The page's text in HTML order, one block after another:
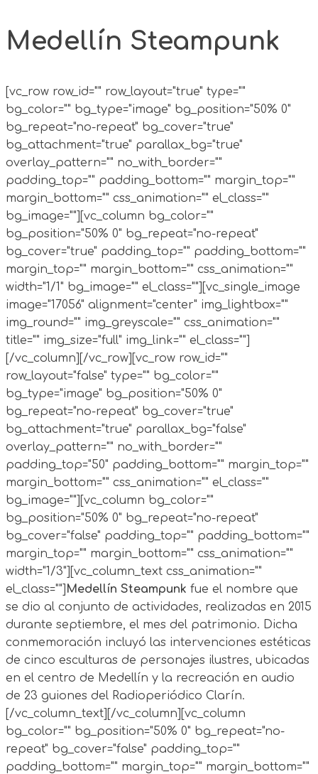
Medellín Steampunk
[vc_row row_id="" row_layout="true" type=""
bg_color="" bg_type="image" bg_position="50% 0"
bg_repeat="no-repeat" bg_cover="true"
bg_attachment="true" parallax_bg="true"
overlay_pattern="" no_with_border=""
padding_top="" padding_bottom="" margin_top=""
margin_bottom="" css_animation="" el_class=""
bg_image=""][vc_column bg_color=""
bg_position="50% 0" bg_repeat="no-repeat"
bg_cover="true" padding_top="" padding_bottom=""
margin_top="" margin_bottom="" css_animation=""
width="1/1" bg_image="" el_class=""][vc_single_image
image="17056" alignment="center" img_lightbox=""
img_round="" img_greyscale="" css_animation=""
title="" img_size="full" img_link="" el_class=""]
[/vc_column][/vc_row][vc_row row_id=""
row_layout="false" type="" bg_color=""
bg_type="image" bg_position="50% 0"
bg_repeat="no-repeat" bg_cover="true"
bg_attachment="true" parallax_bg="false"
overlay_pattern="" no_with_border=""
padding_top="50" padding_bottom="" margin_top=""
margin_bottom="" css_animation="" el_class=""
bg_image=""][vc_column bg_color=""
bg_position="50% 0" bg_repeat="no-repeat"
bg_cover="false" padding_top="" padding_bottom=""
margin_top="" margin_bottom="" css_animation=""
width="1/3"][vc_column_text css_animation=""
el_class=""] Medellín Steampunk fue el nombre que
se dio al conjunto de actividades, realizadas en 2015
durante septiembre, el mes del patrimonio. Dicha
conmemoración incluyó las intervenciones estéticas
de cinco esculturas de personajes ilustres, ubicadas
en el centro de Medellín y la recreación en audio
de 23 guiones del Radioperiódico Clarín.
[/vc_column_text][/vc_column][vc_column
bg_color="" bg_position="50% 0" bg_repeat="no-
repeat" bg_cover="false" padding_top=""
padding_bottom="" margin_top="" margin_bottom=""